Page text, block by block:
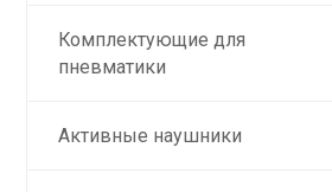
Комплектующие для
пневматики
Активные наушники